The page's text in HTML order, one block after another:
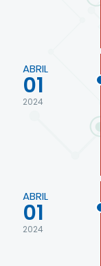
ABRIL
01
2024
ABRIL
01
2024